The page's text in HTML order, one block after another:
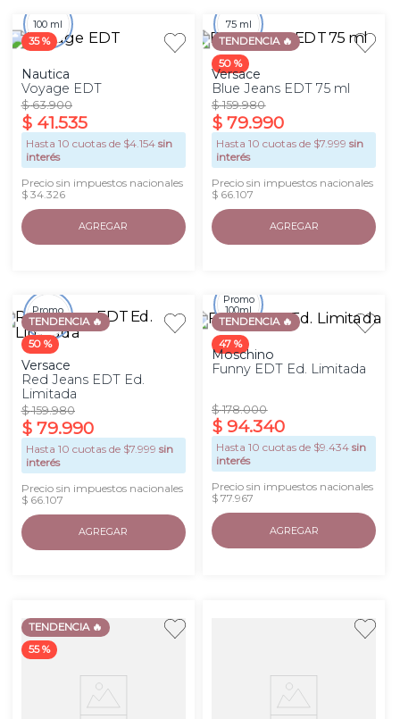
35 %
100 ml
Nautica
Voyage EDT
$ 63.900
$ 41.535
Hasta 10 cuotas de $4.154 sin
interés
Precio sin impuestos nacionales
$ 34.326
AGREGAR
TENDENCIA 🔥
50 %
75 ml
Versace
Blue Jeans EDT 75 ml
$ 159.980
$ 79.990
Hasta10 cuotas de $7.999 sin
interés
Precio sin impuestos nacionales
$ 66.107
AGREGAR
TENDENCIA 🔥
50 %
Promo
75ml
Versace
Red Jeans EDT Ed.
Limitada
$ 159.980
$ 79.990
Hasta 10 cuotas de $7.999 sin
interés
Precio sin impuestos nacionales
$ 66.107
AGREGAR
TENDENCIA 🔥
47 %
Promo
100ml
Moschino
Funny EDT Ed. Limitada
$ 178.000
$ 94.340
Hasta10 cuotas de $9.434 sin
interés
Precio sin impuestos nacionales
$ 77.967
AGREGAR
TENDENCIA 🔥
55 %